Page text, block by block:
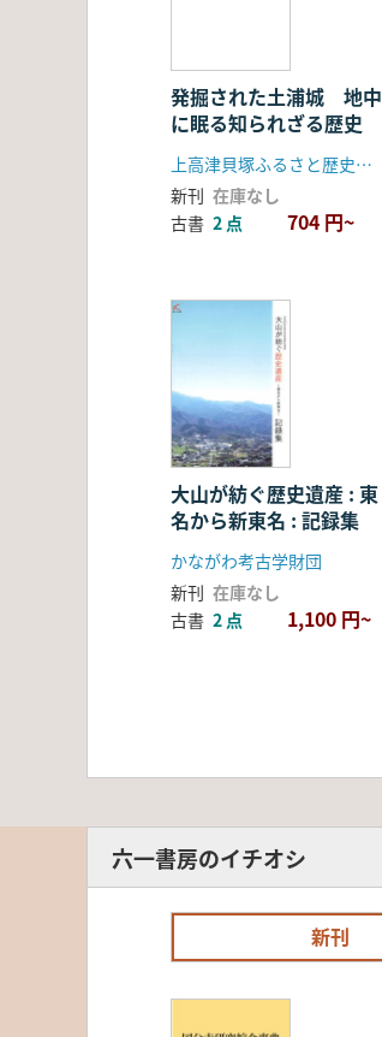
発掘された土浦城 地中
に眠る知られざる歴史
上高津貝塚ふるさと歴史の広場
新刊 在庫なし
古書 2 点 704 円~
大山が紡ぐ歴史遺産 : 東
名から新東名 : 記録集
かながわ考古学財団
新刊 在庫なし
古書 2 点 1,100 円~
六一書房のイチオシ
新刊